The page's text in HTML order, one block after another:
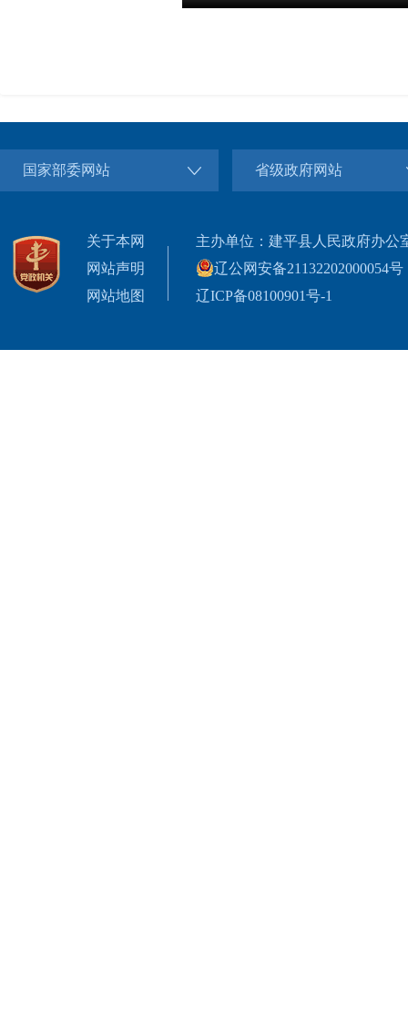
国家部委网站 省级政府网站
关于本网
网站声明
网站地图
主办单位：建平县人民政府办公
辽公网安备21132202000054号
辽ICP备08100901号-1